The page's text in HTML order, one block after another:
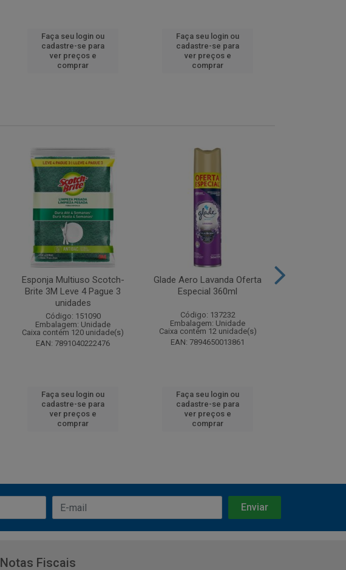
Faça seu login ou
cadastre-se para
ver preços e
comprar
Faça seu login ou
cadastre-se para
ver preços e
comprar
Esponja Multiuso Scotch-
Brite 3M Leve 4 Pague 3
unidades
Código: 151090
Embalagem: Unidade
Caixa contém 120 unidade(s)
EAN: 7891040222476
Faça seu login ou
cadastre-se para
ver preços e
comprar
Glade Aero Lavanda Oferta
Especial 360ml
Código: 137232
Embalagem: Unidade
Caixa contém 12 unidade(s)
EAN: 7894650013861
Faça seu login ou
cadastre-se para
ver preços e
comprar
Notas Fiscais